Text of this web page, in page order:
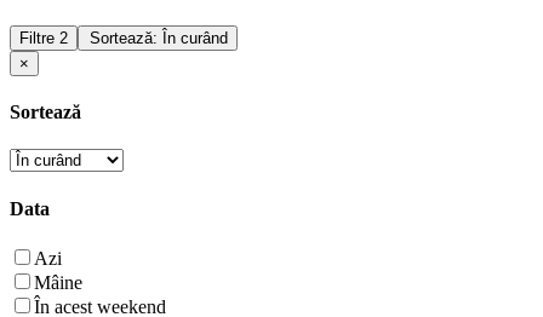
Filtre 2
Sortează: În curând
×
Sortează
Data
Azi
Mâine
În acest weekend